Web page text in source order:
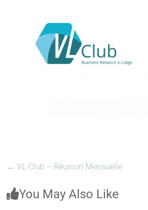
← VL Club – Réunion Mensuelle
You May Also Like